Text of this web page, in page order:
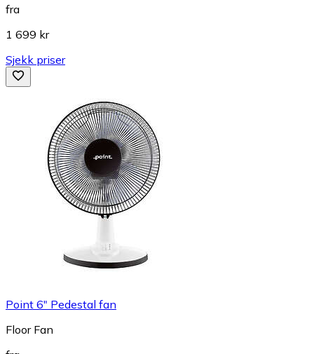
fra
1 699 kr
Sjekk priser
Point 6" Pedestal fan
Floor Fan